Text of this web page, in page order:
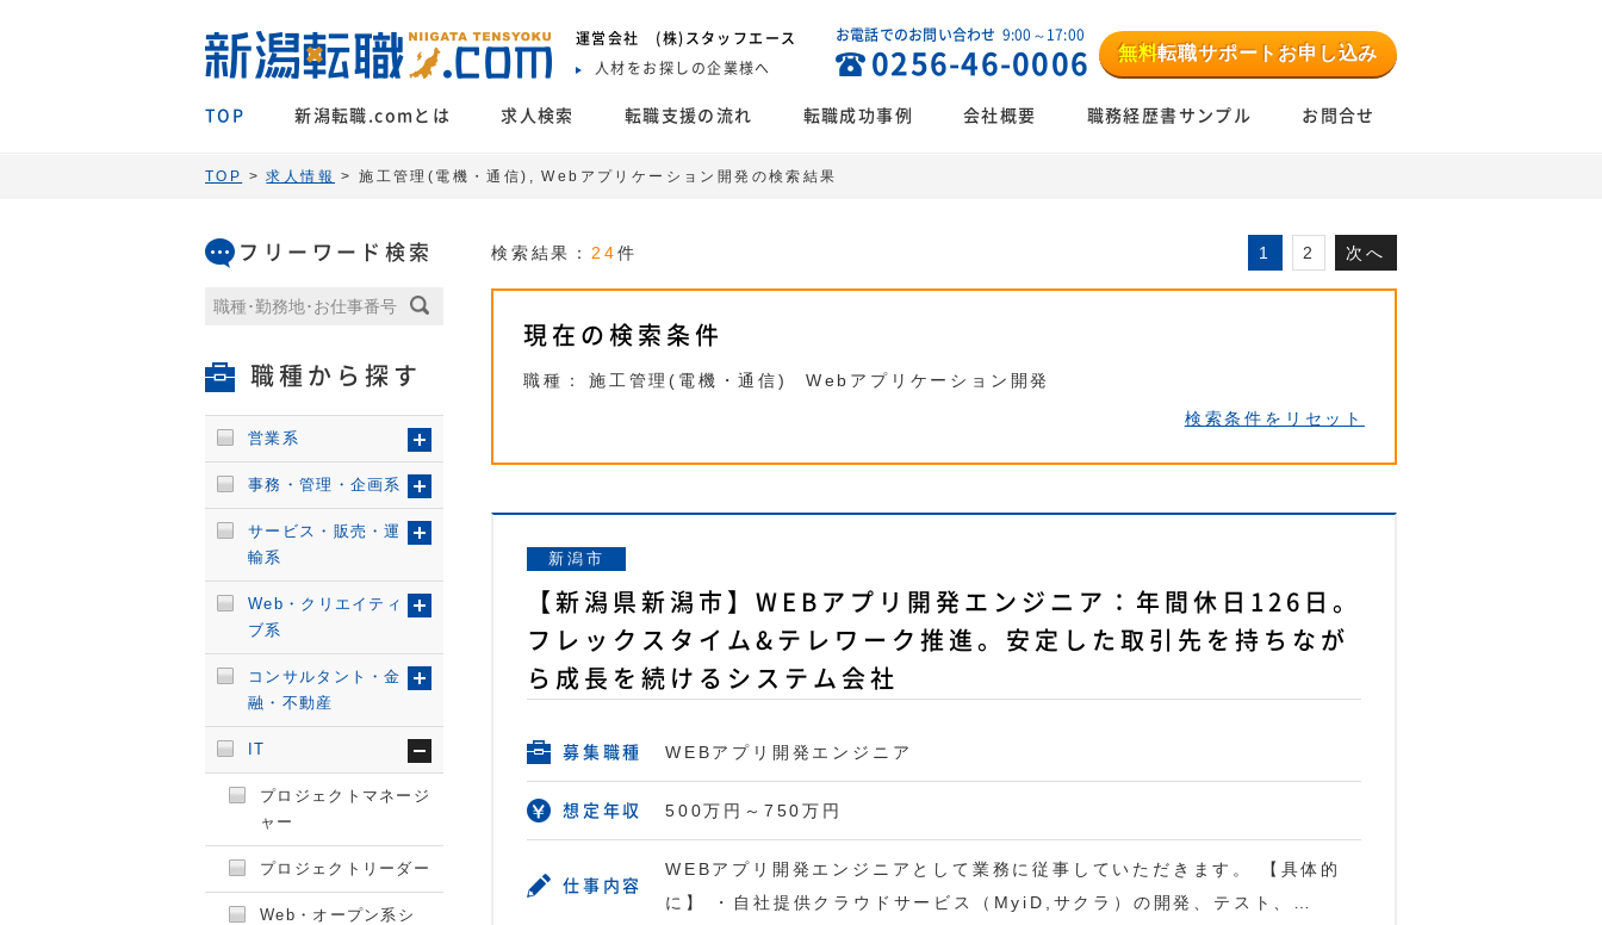
運営会社 (株)スタッフエース
人材をお探しの企業様へ
お電話でのお問い合わせ 9:00～17:00
0256-46-0006 無料転職サポートお申し込み
TOP 新潟転職.comとは 求人検索 転職支援の流れ 転職成功事例 会社概要 職務経歴書サンプル お問合せ
TOP >求人情報 > 施工管理(電機・通信), Webアプリケーション開発の検索結果
検索結果： 24件 1 2 次へ
現在の検索条件
職種： 施工管理(電機・通信)
Webアプリケーション開発
検索条件をリセット
新潟市
【新潟県新潟市】WEBアプリ開発エンジニア：年間休日126日。
フレックスタイム&テレワーク推進。安定した取引先を持ちなが
ら成長を続けるシステム会社
募集職種 WEBアプリ開発エンジニア
想定年収 500万円～750万円
仕事内容
WEBアプリ開発エンジニアとして業務に従事していただきます。 【具体的
に】 ・自社提供クラウドサービス（MyiD,サクラ）の開発、テスト、…
フリーワード検索
職種から探す
営業系
事務・管理・企画系
サービス・販売・運
輸系
Web・クリエイティ
ブ系
コンサルタント・金
融・不動産
IT
プロジェクトマネージ
ャー
プロジェクトリーダー
Web・オープン系シ